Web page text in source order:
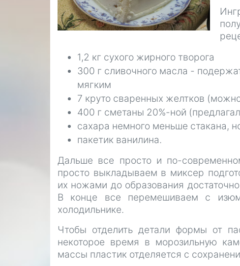
1,2 кг сухого жирного творога
300 г сливочного масла -
мягким
7 круто сваренных желтков
400 г сметаны 20%-ной
сахара немного меньше стакана,
пакетик ванилина.
Дальше все просто и по-
просто выкладываем в миксер
их ножами до образования
В конце все перемешиваем с
холодильнике.
Чтобы отделить детали формы от
некоторое время в морозильную
массы пластик отделяется с